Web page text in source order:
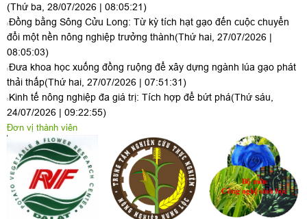
(Thứ ba, 28/07/2026 | 08:05:21)
Đồng bằng Sông Cửu Long: Từ kỳ tích hạt gạo đến cuộc chuyển
đổi một nền nông nghiệp trưởng thành(Thứ hai, 27/07/2026 |
08:05:03)
Đưa khoa học xuống đồng ruộng để xây dựng ngành lúa gạo phát
thải thấp(Thứ hai, 27/07/2026 | 07:51:31)
Kinh tế nông nghiệp đa giá trị: Tích hợp để bứt phá(Thứ sáu,
24/07/2026 | 09:22:55)
Đơn vị thành viên